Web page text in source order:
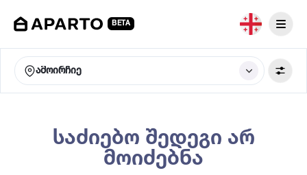
BETA
ამოირჩიე
საძიებო შედეგი არ
მოიძებნა